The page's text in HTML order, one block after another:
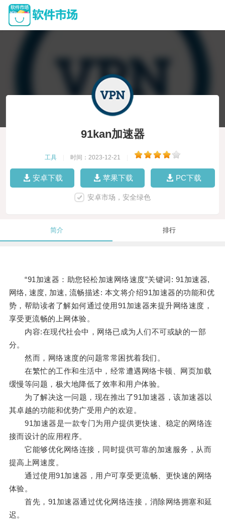
91kan加速器
工具 时间：2023-12-21
安卓下载 苹果下载 PC下载
安卓市场，安全绿色
简介 排行
“91加速器：助您轻松加速网络速度”关键词: 91加速器,
网络, 速度, 加速, 流畅描述: 本文将介绍91加速器的功能和优
势，帮助读者了解如何通过使用91加速器来提升网络速度，
享受更流畅的上网体验。
内容:在现代社会中，网络已成为人们不可或缺的一部
分。
然而，网络速度的问题常常困扰着我们。
在繁忙的工作和生活中，经常遭遇网络卡顿、网页加载
缓慢等问题，极大地降低了效率和用户体验。
为了解决这一问题，现在推出了91加速器，该加速器以
其卓越的功能和优势广受用户的欢迎。
91加速器是一款专门为用户提供更快速、稳定的网络连
接而设计的应用程序。
它能够优化网络连接，同时提供可靠的加速服务，从而
提高上网速度。
通过使用91加速器，用户可享受更流畅、更快速的网络
体验。
首先，91加速器通过优化网络连接，消除网络拥塞和延
迟。